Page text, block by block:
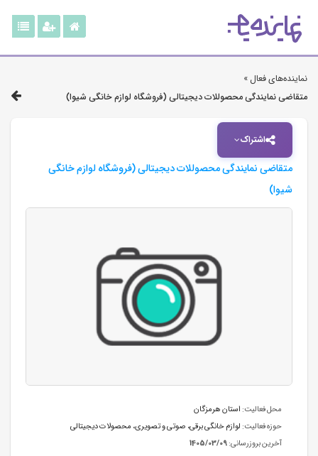
نماینده‌های فعال »
متقاضی نمایندگی محصوللات دیجیتالی (فروشگاه لوازم خانگی شیوا)
اشتراک
متقاضی نمایندگی محصوللات دیجیتالی (فروشگاه لوازم خانگی
شیوا)
محل فعالیت: استان هرمزگان
حوزه فعالیت: لوازم خانگی برقی، صوتی و تصویری، محصولات دیجیتالی
آخرین بروزرسانی:1405/03/09